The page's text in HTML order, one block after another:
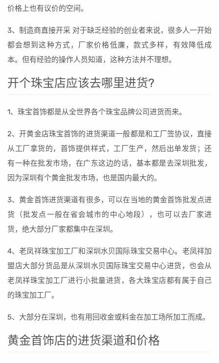
价格上也有议价的空间。
3、制造商直接开采 对于缺乏经验的创业者来说，很多人一开始
都会想到这种方式，厂家价格低廉，款式多样，有效降低成
本。但有经验的操作人员知道，这种方法并不理想。
开个珠宝店应该去哪里进货?
1、珠宝首饰都是从全世界各个珠宝品牌公司进货而来。
2、开黄金店珠宝首饰的进货渠道一般都是和工厂签协议，直接
从工厂拿货的，首饰提供样式，工厂生产，然后出单发货；还
有一种在批发市场，在广东这边的话，基本都是去深圳批发，
因为深圳有个黄金批发市场，也是国内最大的。
3、黄金首饰进货渠道有很多，可以在当地的黄金首饰批发点进
货（批发点一般在省会城市的中心地段），也可以去厂家进
货，绝大部分厂家都集中在深圳。
4、老凤祥珠宝加工厂和深圳水贝国际珠宝交易中心。老凤祥加
盟店大部分货品是从深圳水贝国际珠宝交易中心进货，也会从
老凤祥珠宝加工厂进行小批量进货，各大珠宝店都有属于自己
的珠宝加工厂。
5、大部分在深圳，也有用回收金或料金在加工场所加工而成。
黄金首饰店的进货渠道和价格